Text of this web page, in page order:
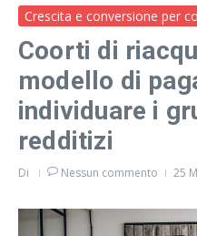
Crescita e conversione per
Coorti di
modello di
individuare i
redditizi
Di Nessun commento 25